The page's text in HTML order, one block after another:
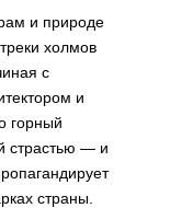
и природе
холмов
с
и
горный
страстью — и
страны.